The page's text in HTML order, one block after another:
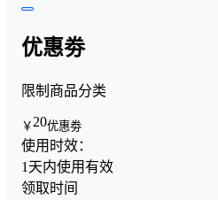
优惠劵
限制商品分类
￥ 20优惠劵
使用时效：
1天内使用有效
领取时间